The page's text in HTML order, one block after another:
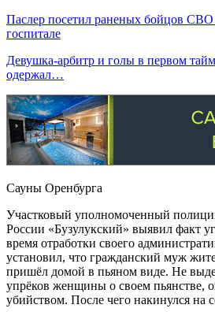
Паслер посетил раненых бойцов СВО
госпитале
Девушка-арбитр и голы в первом
одержал…
Сауны Оренбурга
Участковый уполномоченный
России «Бузулукский» выявил факт
время отработки своего
установил, что гражданский муж
пришёл домой в пьяном виде. Не
упрёков женщины о своем пьянстве,
убийством. После чего накинулся на